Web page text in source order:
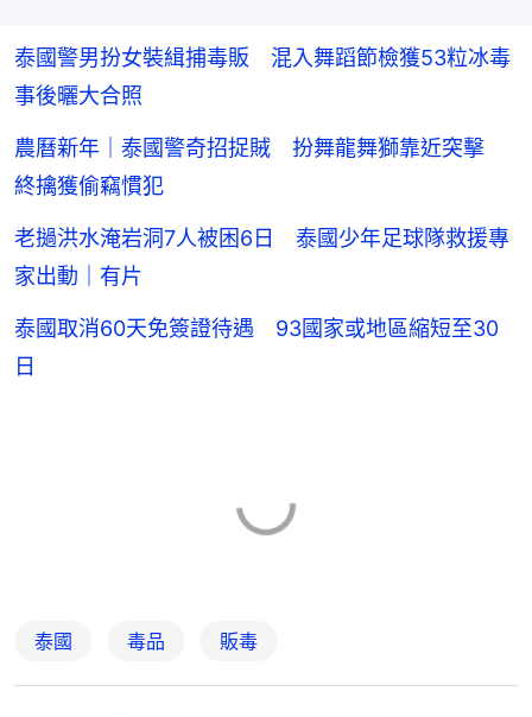
泰國警男扮女裝緝捕毒販 混入舞蹈節檢獲53粒冰毒
事後曬大合照
農曆新年｜泰國警奇招捉賊 扮舞龍舞獅靠近突擊
終擒獲偷竊慣犯
老撾洪水淹岩洞7人被困6日 泰國少年足球隊救援專
家出動｜有片
泰國取消60天免簽證待遇 93國家或地區縮短至30
日
泰國 毒品 販毒